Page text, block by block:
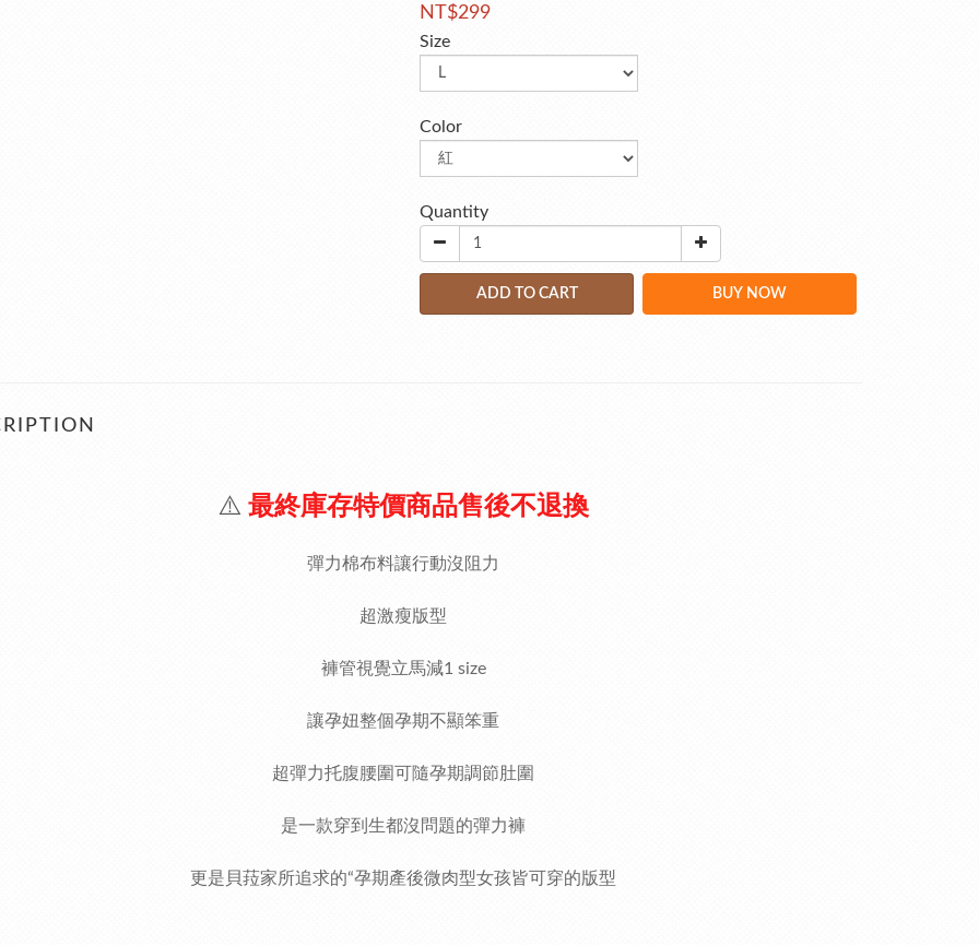
NT$299
Size
Color
Quantity
ADD TO CART BUY NOW
⚠️ 最終庫存特價商品售後不退換
彈力棉布料讓行動沒阻力
超激瘦版型
褲管視覺立馬減1 size
讓孕妞整個孕期不顯笨重
超彈力托腹腰圍可隨孕期調節肚圍
是一款穿到生都沒問題的彈力褲
更是貝菈家所追求的“孕期產後微肉型女孩皆可穿的版型